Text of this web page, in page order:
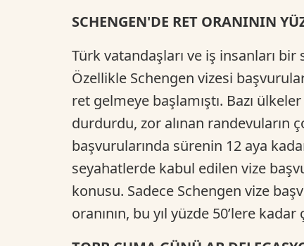
SCHENGEN'DE RET ORANININ
Türk vatandaşları ve iş insanları bir
Özellikle Schengen vizesi
ret gelmeye başlamıştı. Bazı
durdurdu, zor alınan randevuların
başvurularında sürenin 12 aya
seyahatlerde kabul edilen vize
konusu. Sadece Schengen vize
oranının, bu yıl yüzde 50’lere kadar